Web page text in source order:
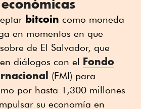
bitcoin como moneda
en momentos en que
de El Salvador, que
diálogos con el Fondo
(FMI) para
por hasta 1,300 millones
su economía en